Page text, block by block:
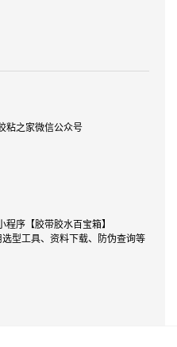
粘之家微信公众号
程序【胶带胶水百宝箱】
选型工具、资料下载、防伪查询等